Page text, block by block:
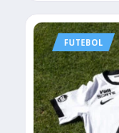
FUTEBOL